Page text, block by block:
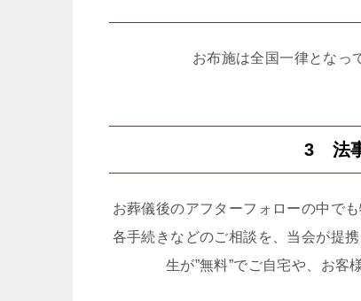
お布施は全国一律となっ
3 法
お葬儀後のアフターフォローの中で
各手続きなどのご相談を、当会が提
生が”無料”でご自宅や、お客